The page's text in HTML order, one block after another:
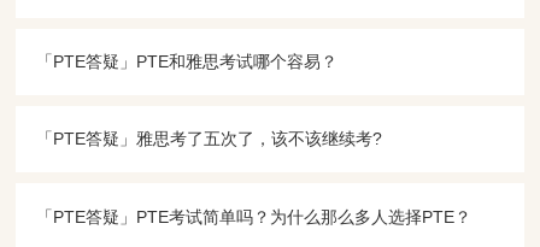
「PTE答疑​」PTE和雅思考试哪个容易？
「PTE答疑​」​雅思考了五次了，该不该继续考?
「PTE答疑​」PTE考试简单吗？为什么那么多人选择PTE？